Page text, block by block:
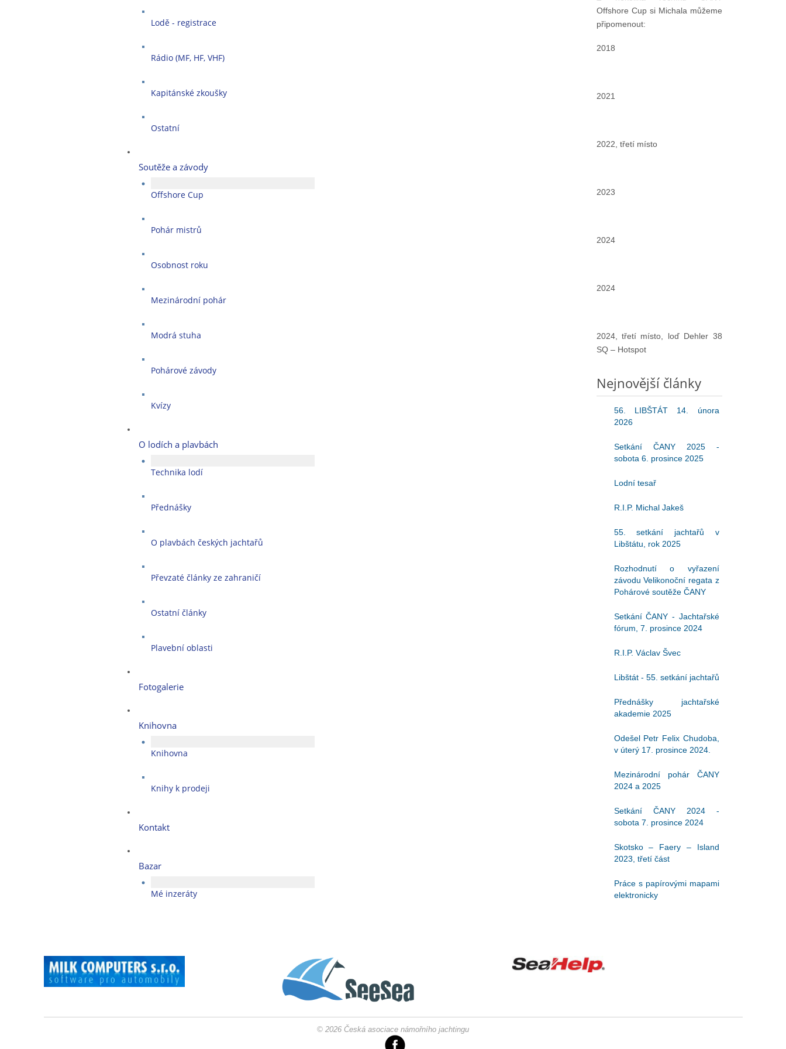
Lodě - registrace
Rádio (MF, HF, VHF)
Kapitánské zkoušky
Ostatní
Soutěže a závody
Offshore Cup
Pohár mistrů
Osobnost roku
Mezinárodní pohár
Modrá stuha
Pohárové závody
Kvízy
O lodích a plavbách
Technika lodí
Přednášky
O plavbách českých jachtařů
Převzaté články ze zahraničí
Ostatní články
Plavební oblasti
Fotogalerie
Knihovna
Knihovna
Knihy k prodeji
Kontakt
Bazar
Mé inzeráty
Offshore Cup si Michala můžeme
připomenout:
2018
2021
2022, třetí místo
2023
2024
2024
2024, třetí místo, loď Dehler 38
SQ – Hotspot
Nejnovější články
56. LIBŠTÁT 14. února
2026
Setkání ČANY 2025 -
sobota 6. prosince 2025
Lodní tesař
R.I.P. Michal Jakeš
55. setkání jachtařů v
Libštátu, rok 2025
Rozhodnutí o vyřazení
závodu Velikonoční regata z
Pohárové soutěže ČANY
Setkání ČANY - Jachtařské
fórum, 7. prosince 2024
R.I.P. Václav Švec
Libštát - 55. setkání jachtařů
Přednášky jachtařské
akademie 2025
Odešel Petr Felix Chudoba,
v úterý 17. prosince 2024.
Mezinárodní pohár ČANY
2024 a 2025
Setkání ČANY 2024 -
sobota 7. prosince 2024
Skotsko – Faery – Island
2023, třetí část
Práce s papírovými mapami
elektronicky
© 2026 Česká asociace námořního jachtingu